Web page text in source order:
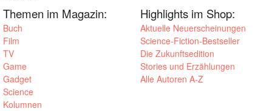
Themen im Magazin:
Buch
Film
TV
Game
Gadget
Science
Kolumnen
Highlights im Shop:
Aktuelle Neuerscheinungen
Science-Fiction-Bestseller
Die Zukunftsedition
Stories und Erzählungen
Alle Autoren A-Z